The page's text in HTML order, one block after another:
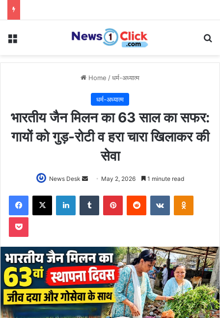
Menu
Home /धर्म-अध्यात्म
धर्म-अध्यात्म
भारतीय जैन मिलन का 63 साल का सफर:
गायों को गुड़-रोटी व हरा चारा खिलाकर की
सेवा
News Desk
Send
email
May 2, 2026 1 minute read
Facebook
X LinkedInTumblr PinterestReddit VKontakte
Pocket